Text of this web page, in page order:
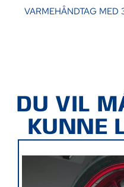
VARMEHÅNDTAG MED
DU VIL
KUNNE